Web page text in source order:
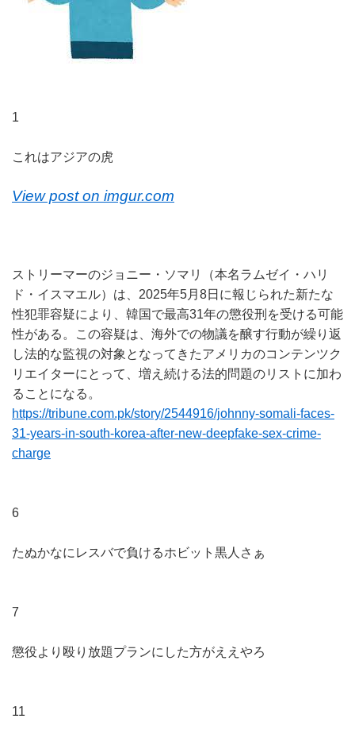
1
これはアジアの虎
View post on imgur.com
ストリーマーのジョニー・ソマリ（本名ラムゼイ・ハリ
ド・イスマエル）は、2025年5月8日に報じられた新たな
性犯罪容疑により、韓国で最高31年の懲役刑を受ける可能
性がある。この容疑は、海外での物議を醸す行動が繰り返
し法的な監視の対象となってきたアメリカのコンテンツク
リエイターにとって、増え続ける法的問題のリストに加わ
ることになる。
https://tribune.com.pk/story/2544916/johnny-somali-faces-
31-years-in-south-korea-after-new-deepfake-sex-crime-
charge
6
たぬかなにレスバで負けるホビット黒人さぁ
7
懲役より殴り放題プランにした方がええやろ
11